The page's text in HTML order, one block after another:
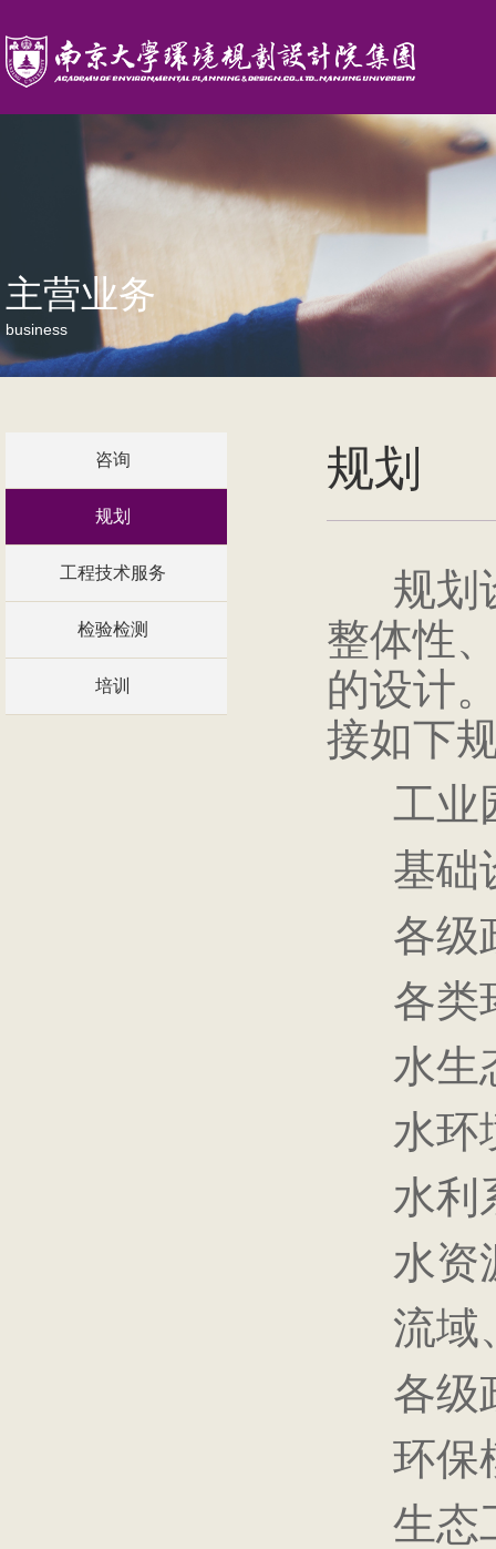
主营业务
business
咨询
规划
工程技术服务
检验检测
培训
规划
规划
整体性
的设计
接如下
工业
基础
各级
各类
水生
水环
水利
水资
流域
各级
环保
生态